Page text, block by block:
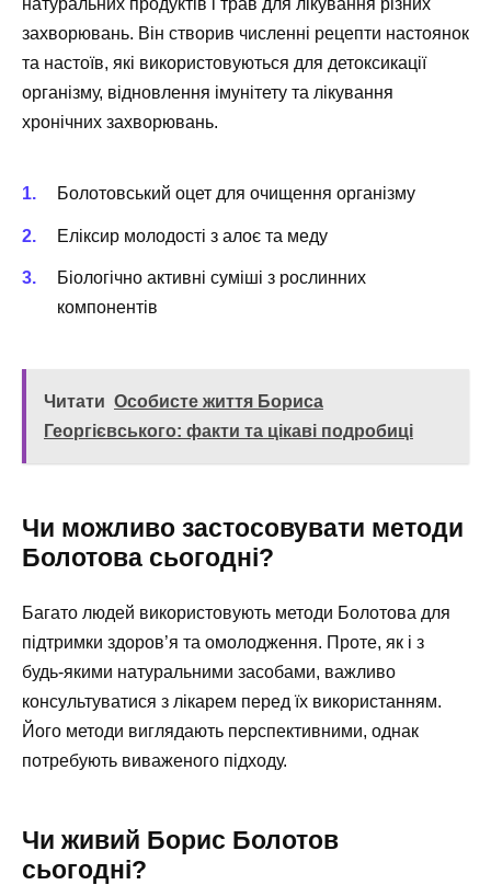
натуральних продуктів і трав для лікування різних
захворювань. Він створив численні рецепти настоянок
та настоїв, які використовуються для детоксикації
організму, відновлення імунітету та лікування
хронічних захворювань.
Болотовський оцет для очищення організму
Еліксир молодості з алоє та меду
Біологічно активні суміші з рослинних
компонентів
Читати Особисте життя Бориса
Георгієвського: факти та цікаві подробиці
Чи можливо застосовувати методи
Болотова сьогодні?
Багато людей використовують методи Болотова для
підтримки здоров’я та омолодження. Проте, як і з
будь-якими натуральними засобами, важливо
консультуватися з лікарем перед їх використанням.
Його методи виглядають перспективними, однак
потребують виваженого підходу.
Чи живий Борис Болотов
сьогодні?